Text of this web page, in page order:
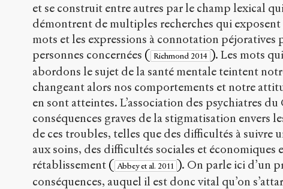
et se construit entre autres par le champ lexical
démontrent de multiples recherches qui exposent
mots et les expressions à connotation péjoratives
personnes concernées ( Richmond 2014 ). Les mots
abordons le sujet de la santé mentale teintent
changeant alors nos comportements et notre
en sont atteintes. L’association des psychiatres du
conséquences graves de la stigmatisation envers
de ces troubles, telles que des difficultés à suivre
aux soins, des difficultés sociales et économiques
rétablissement ( Abbey et al. 2011 ). On parle ici d’un
conséquences, auquel il est donc vital qu’on